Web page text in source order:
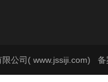
公司( www.jssiji.com) 备